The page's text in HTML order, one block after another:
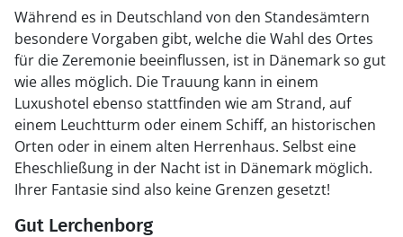
Während es in Deutschland von den Standesämtern
besondere Vorgaben gibt, welche die Wahl des Ortes
für die Zeremonie beeinflussen, ist in Dänemark so gut
wie alles möglich. Die Trauung kann in einem
Luxushotel ebenso stattfinden wie am Strand, auf
einem Leuchtturm oder einem Schiff, an historischen
Orten oder in einem alten Herrenhaus. Selbst eine
Eheschließung in der Nacht ist in Dänemark möglich.
Ihrer Fantasie sind also keine Grenzen gesetzt!
Gut Lerchenborg